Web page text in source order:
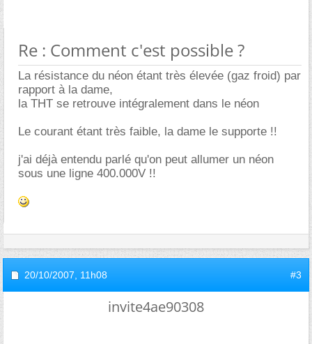
Re : Comment c'est possible ?
La résistance du néon étant très élevée (gaz froid) par
rapport à la dame,
la THT se retrouve intégralement dans le néon
Le courant étant très faible, la dame le supporte !!
j'ai déjà entendu parlé qu'on peut allumer un néon
sous une ligne 400.000V !!
20/10/2007, 11h08 #3
invite4ae90308